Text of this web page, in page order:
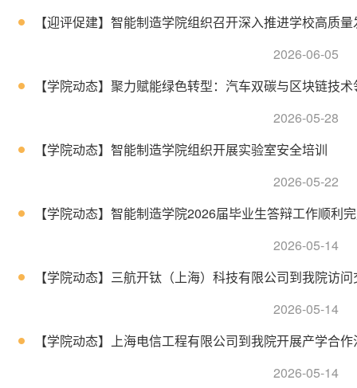
【迎评促建】智能制造学院组织召开深入推进学校高质
2026-06-05
【学院动态】聚力赋能绿色转型：汽车双碳与区块链技
2026-05-28
【学院动态】智能制造学院组织开展实验室安全培训
2026-05-22
【学院动态】智能制造学院2026届毕业生答辩工作顺利
2026-05-14
【学院动态】三航开钛（上海）科技有限公司到我院访
2026-05-14
【学院动态】上海电信工程有限公司到我院开展产学合
2026-05-14